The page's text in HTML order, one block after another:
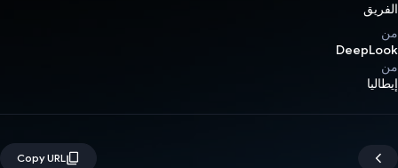
الفريق
من
DeepLook
من
إيطاليا